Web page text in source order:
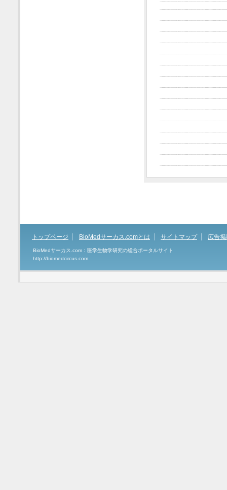
トップページ BioMedサーカス.comとは サイトマップ 広告
BioMedサーカス.com：医学生物学研究の総合ポータルサイト
http://biomedcircus.com